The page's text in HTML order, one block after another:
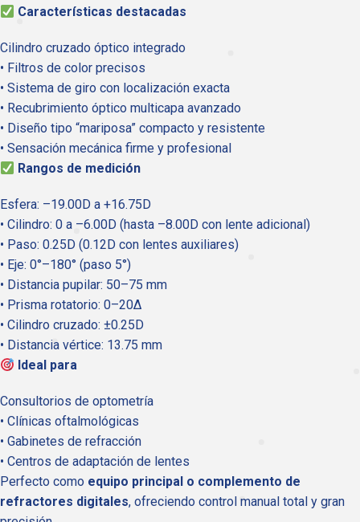
Características destacadas
Cilindro cruzado óptico integrado
• Filtros de color precisos
• Sistema de giro con localización exacta
• Recubrimiento óptico multicapa avanzado
• Diseño tipo “mariposa” compacto y resistente
• Sensación mecánica firme y profesional
Rangos de medición
Esfera: –19.00D a +16.75D
• Cilindro: 0 a –6.00D (hasta –8.00D con lente adicional)
• Paso: 0.25D (0.12D con lentes auxiliares)
• Eje: 0°–180° (paso 5°)
• Distancia pupilar: 50–75 mm
• Prisma rotatorio: 0–20Δ
• Cilindro cruzado: ±0.25D
• Distancia vértice: 13.75 mm
Ideal para
Consultorios de optometría
• Clínicas oftalmológicas
• Gabinetes de refracción
• Centros de adaptación de lentes
Perfecto como equipo principal o complemento de
refractores digitales, ofreciendo control manual total y gran